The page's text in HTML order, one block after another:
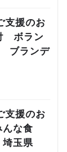
支援のお
ボラン
ブランデ
支援のお
な食
玉県